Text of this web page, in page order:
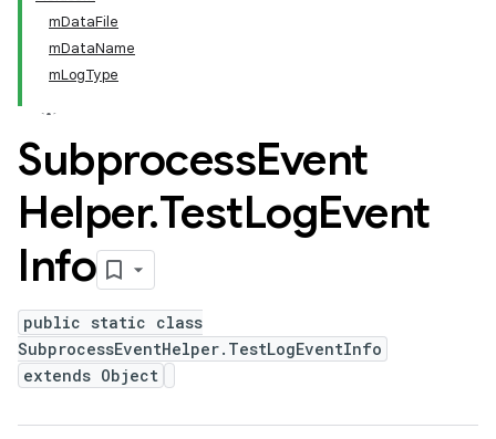
mDataFile
mDataName
mLogType
SubprocessEvent
Helper.TestLogEvent
Info
public static class
SubprocessEventHelper.TestLogEventInfo
extends Object